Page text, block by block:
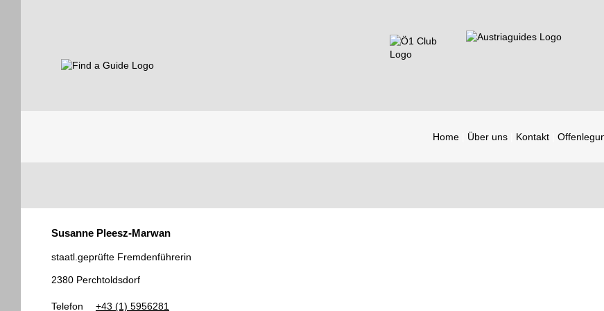
Home Über uns Kontakt
Guides
Susanne Pleesz-Marwan
staatl.geprüfte Fremdenführerin
2380 Perchtoldsdorf
Telefon
+43 (1) 5956281